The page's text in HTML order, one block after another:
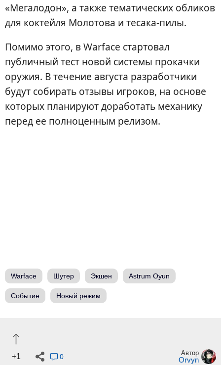
«Мегалодон», а также тематических обликов
для коктейля Молотова и тесака-пилы.
Помимо этого, в Warface стартовал
публичный тест новой системы прокачки
оружия. В течение августа разработчики
будут собирать отзывы игроков, на основе
которых планируют доработать механику
перед ее полноценным релизом.
Warface Шутер Экшен Astrum Oyun
Событие Новый режим
+1 0 Автор
Orvyn